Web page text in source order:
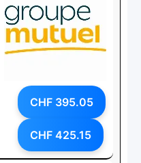
CHF 395.05
CHF 425.15